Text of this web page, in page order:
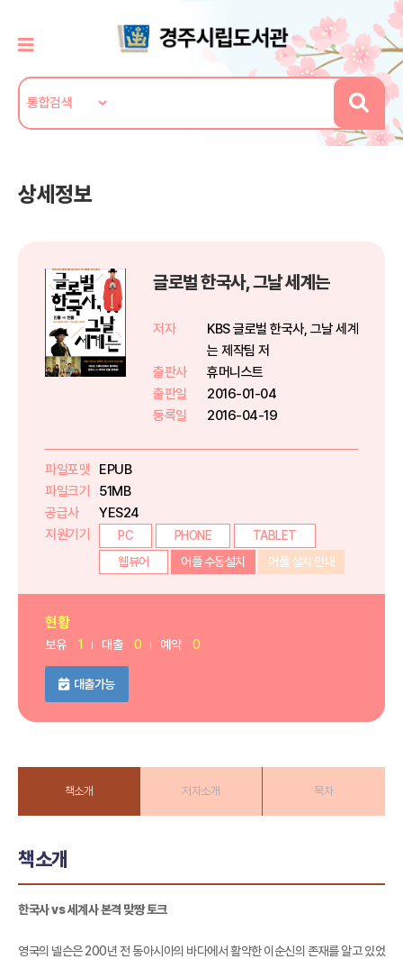
상세정보
글로벌 한국사, 그날 세계는
저자
KBS 글로벌 한국사, 그날 세계
는 제작팀 저
출판사
휴머니스트
출판일
2016-01-04
등록일
2016-04-19
파일포맷
EPUB
파일크기
51MB
공급사
YES24
지원기기
PC PHONE
TABLET
웹뷰어
어플 수동설치 어플 설치 안내
현황
보유 1 대출 0 예약 0
대출가능
책소개 저자소개 목차
책소개
한국사 vs 세계사 본격 맞짱 토크
영국의 넬슨은 200년 전 동아시아의 바다에서 활약한 이순신의 존재를 알고 있었